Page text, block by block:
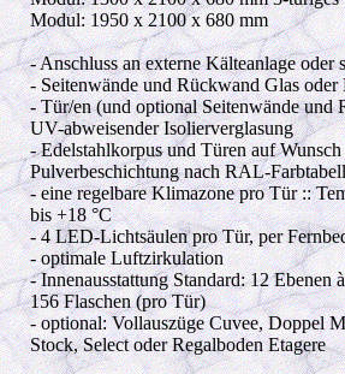
Modul: 1950 x 2100 x 680 mm
- Anschluss an externe Kälteanlage oder
- Seitenwände und Rückwand Glas oder
- Tür/en (und optional Seitenwände und
UV-abweisender Isolierverglasung
- Edelstahlkorpus und Türen auf
Pulverbeschichtung nach RAL-
- eine regelbare Klimazone pro Tür ::
bis +18 °C
- 4 LED-Lichtsäulen pro Tür, per
- optimale Luftzirkulation
- Innenausstattung Standard: 12 Ebenen
156 Flaschen (pro Tür)
- optional: Vollauszüge Cuvee, Doppel
Stock, Select oder Regalboden Etagere